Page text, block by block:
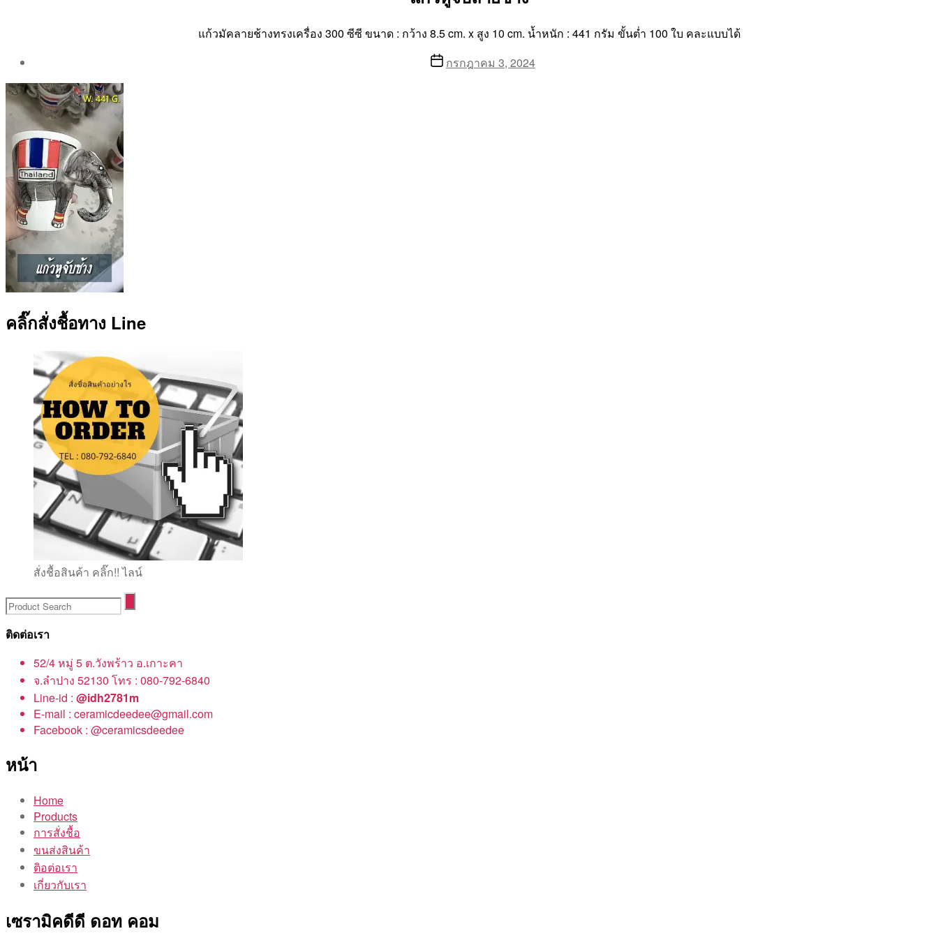
แก้วมัคลายช้างทรงเครื่อง 300 ซีซี ขนาด : กว้าง 8.5 cm. x สูง 10 cm. น้ำหนัก : 441 กรัม ขั้นต่ำ 100 ใบ คละแบบได้
By
Aea
Postกรกฎาคม 3, 2024
คลิ๊กสั่งชื้อทาง Line
สั่งชื้อสินค้า คลิ๊ก!! ไลน์
ติดต่อเรา
52/4 หมู่ 5 ต.วังพร้าว อ.เกาะคา
จ.ลำปาง 52130 โทร : 080-792-6840
Line-id : @idh2781m
E-mail : ceramicdeedee@gmail.com
Facebook : @ceramicsdeedee
หน้า
Home
Products
การสั่งชื้อ
ขนส่งสินค้า
ติอต่อเรา
เกี่ยวกับเรา
เซรามิคดีดี ดอท คอม